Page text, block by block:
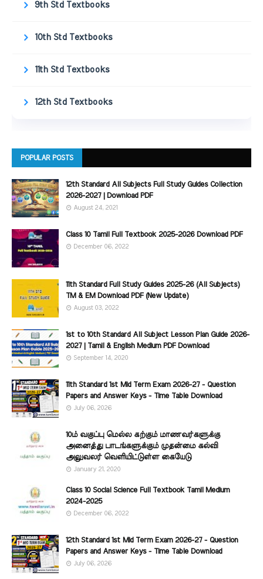
9th Std Textbooks
10th Std Textbooks
11th Std Textbooks
12th Std Textbooks
POPULAR POSTS
12th Standard All Subjects Full Study Guides Collection
2026-2027 | Download PDF
August 24, 2021
Class 10 Tamil Full Textbook 2025-2026 Download PDF
December 06, 2022
11th Standard Full Study Guides 2025-26 (All Subjects)
TM & EM Download PDF (New Update)
August 03, 2022
1st to 10th Standard All Subject Lesson Plan Guide 2026-
2027 | Tamil & English Medium PDF Download
September 14, 2020
11th Standard 1st Mid Term Exam 2026-27 - Question
Papers and Answer Keys - Time Table Download
July 06, 2026
10ம் வகுப்பு மெல்ல கற்கும் மாணவர்களுக்கு
அனைத்து பாடங்களுக்கும் முதன்மை கல்வி
அலுவலர் வெளியிட்டுள்ள கையேடு
January 21, 2020
Class 10 Social Science Full Textbook Tamil Medium
2024-2025
December 06, 2022
12th Standard 1st Mid Term Exam 2026-27 - Question
Papers and Answer Keys - Time Table Download
July 06, 2026